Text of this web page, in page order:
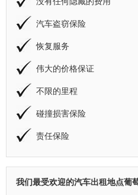
汽车盗窃保险
恢复服务
伟大的价格保证
不限的里程
碰撞损害保险
责任保险
我们最受欢迎的汽车出租地点葡